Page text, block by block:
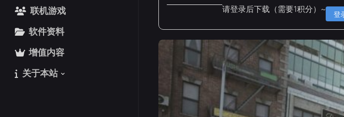
联机游戏
软件资料
增值内容
关于本站
联机游戏
软件资料
增值内容
关于本站
请登录后下载（需要1积分）~
登